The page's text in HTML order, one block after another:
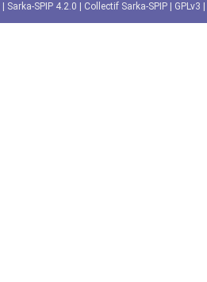
Sarka-SPIP 4.2.0 Collectif Sarka-SPIP GPLv3